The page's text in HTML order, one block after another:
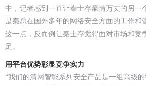
中，记者感到一直让秦士存豪情万丈的另一
是秦总在国外多年的网络安全方面的工作和
这一点，反而倒让秦士存觉得面对市场和竞
足。
用平台优势彰显竞争实力
“我们的清网智能系列安全产品是一组高级